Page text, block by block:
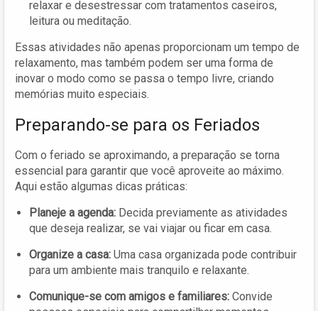
relaxar e desestressar com tratamentos caseiros,
leitura ou meditação.
Essas atividades não apenas proporcionam um tempo de
relaxamento, mas também podem ser uma forma de
inovar o modo como se passa o tempo livre, criando
memórias muito especiais.
Preparando-se para os Feriados
Com o feriado se aproximando, a preparação se torna
essencial para garantir que você aproveite ao máximo.
Aqui estão algumas dicas práticas:
Planeje a agenda: Decida previamente as atividades
que deseja realizar, se vai viajar ou ficar em casa.
Organize a casa: Uma casa organizada pode contribuir
para um ambiente mais tranquilo e relaxante.
Comunique-se com amigos e familiares: Convide